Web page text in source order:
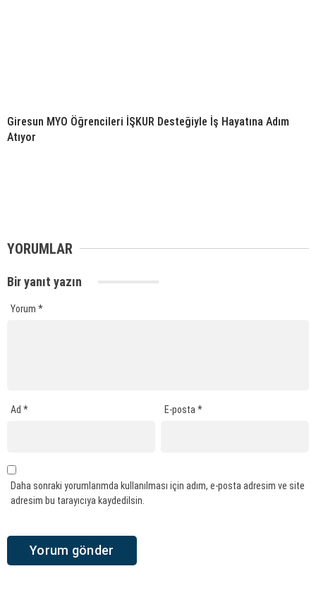
Giresun MYO Öğrencileri İŞKUR Desteğiyle İş Hayatına Adım
Atıyor
YORUMLAR
Bir yanıt yazın
Yorum *
Ad * E-posta*
Daha sonraki yorumlarımda kullanılması için adım, e-posta adresim ve site
adresim bu tarayıcıya kaydedilsin.